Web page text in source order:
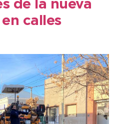
de la nueva
calles